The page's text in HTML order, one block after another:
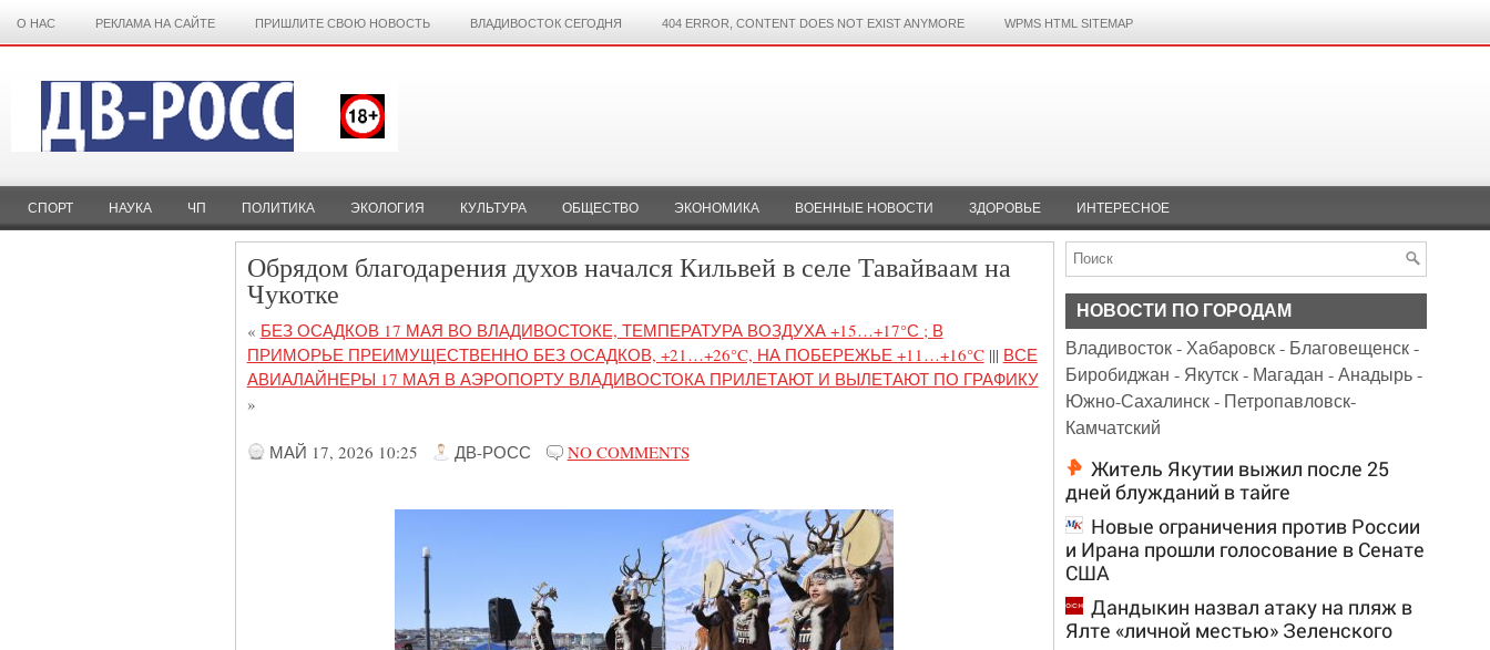
О НАС РЕКЛАМА НА САЙТЕ ПРИШЛИТЕ СВОЮ НОВОСТЬ ВЛАДИВОСТОК СЕГОДНЯ 404 ERROR, CONTENT DOES NOT EXIST ANYMORE WPMS HTML SITEMAP
СПОРТ НАУКА ЧП ПОЛИТИКА ЭКОЛОГИЯ КУЛЬТУРА ОБЩЕСТВО ЭКОНОМИКА ВОЕННЫЕ НОВОСТИ ЗДОРОВЬЕ ИНТЕРЕСНОЕ
Обрядом благодарения духов начался Кильвей в селе Тавайваам на
Чукотке
« БЕЗ ОСАДКОВ 17 МАЯ ВО ВЛАДИВОСТОКЕ, ТЕМПЕРАТУРА ВОЗДУХА +15…+17°С ; В
ПРИМОРЬЕ ПРЕИМУЩЕСТВЕННО БЕЗ ОСАДКОВ, +21…+26°C, НА ПОБЕРЕЖЬЕ +11…+16°C||| ВСЕ
АВИАЛАЙНЕРЫ 17 МАЯ В АЭРОПОРТУ ВЛАДИВОСТОКА ПРИЛЕТАЮТ И ВЫЛЕТАЮТ ПО ГРАФИКУ
»
МАЙ 17, 2026 10:25 ДВ-РОСС NO COMMENTS
НОВОСТИ ПО ГОРОДАМ
Владивосток-Хабаровск- Благовещенск-
Биробиджан - Якутск- Магадан -Анадырь-
Южно-Сахалинск- Петропавловск-
Камчатский
Житель Якутии выжил после 25
дней блужданий в тайге
Новые ограничения против России
и Ирана прошли голосование в Сенате
США
Дандыкин назвал атаку на пляж в
Ялте «личной местью» Зеленского